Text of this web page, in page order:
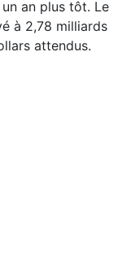
an plus tôt. Le
à 2,78 milliards
attendus.